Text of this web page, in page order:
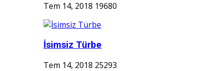
Tem 14, 2018 19680
İsimsiz Türbe
Tem 14, 2018 25293